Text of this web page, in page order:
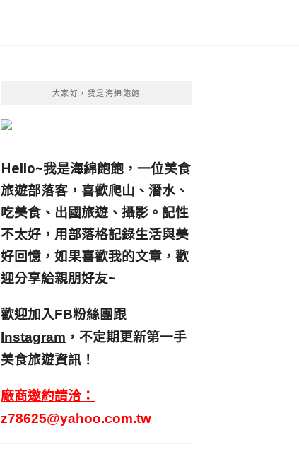
大家好，我是海綿飽飽
Hello~我是海綿飽飽，一位美食
旅遊部落客， 喜歡爬山、潛水、
吃美食、出國旅遊、攝影。 記性
不太好，用部落格記錄生活與美
好回憶， 如果喜歡我的文章，歡
迎分享給親朋好友~
歡迎加入FB粉絲團跟
Instagram ，不定期更新第一手
美食旅遊資訊！
廠商邀約請洽：
z78625@yahoo.com.tw